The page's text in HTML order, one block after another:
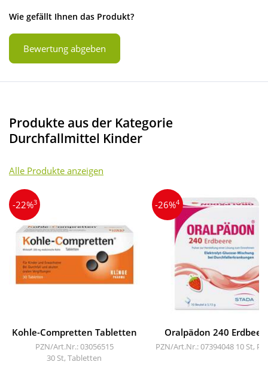
Wie gefällt Ihnen das Produkt?
Bewertung abgeben
Produkte aus der Kategorie
Durchfallmittel Kinder
Alle Produkte anzeigen
-22%3
Kohle-Compretten Tabletten
PZN/Art.Nr.: 03056515
30 St, Tabletten
-26%4
Oralpädon 240
PZN/Art.Nr.: 07394048 10 St,